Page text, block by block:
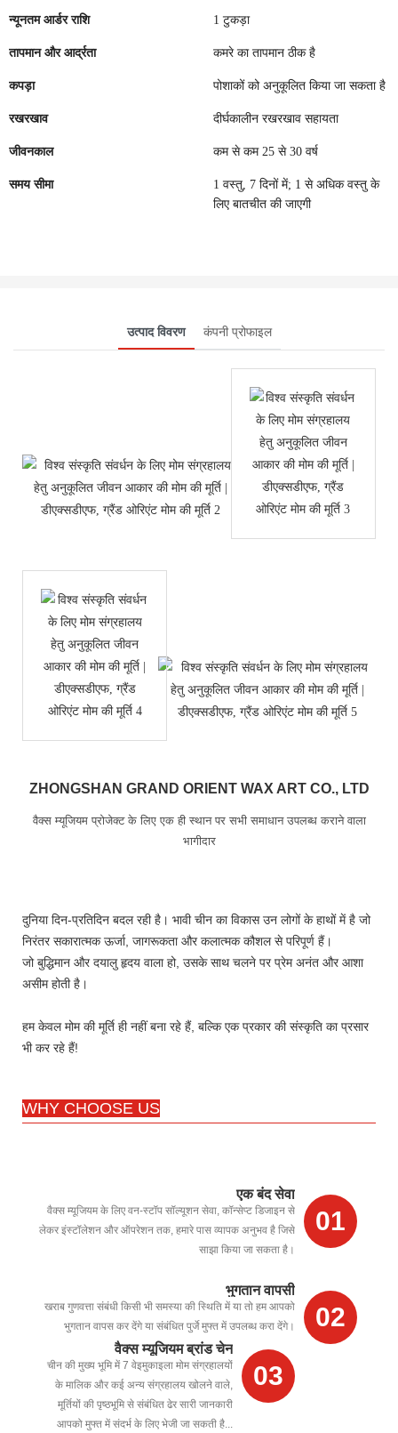
न्यूनतम आर्डर राशि 1 टुकड़ा
तापमान और आर्द्रता कमरे का तापमान ठीक है
कपड़ा पोशाकों को अनुकूलित किया जा सकता है
रखरखाव दीर्घकालीन रखरखाव सहायता
जीवनकाल कम से कम 25 से 30 वर्ष
समय सीमा
1 वस्तु, 7 दिनों में; 1 से अधिक वस्तु के
लिए बातचीत की जाएगी
उत्पाद विवरण कंपनी प्रोफाइल
ZHONGSHAN GRAND ORIENT WAX ART CO., LTD
वैक्स म्यूजियम प्रोजेक्ट के लिए एक ही स्थान पर सभी समाधान उपलब्ध कराने वाला
भागीदार
दुनिया दिन-प्रतिदिन बदल रही है। भावी चीन का विकास उन लोगों के हाथों में है जो
निरंतर सकारात्मक ऊर्जा, जागरूकता और कलात्मक कौशल से परिपूर्ण हैं।
जो बुद्धिमान और दयालु हृदय वाला हो, उसके साथ चलने पर प्रेम अनंत और आशा
असीम होती है।
हम केवल मोम की मूर्ति ही नहीं बना रहे हैं, बल्कि एक प्रकार की संस्कृति का प्रसार
भी कर रहे हैं!
WHY CHOOSE US
01
एक बंद सेवा
वैक्स म्यूजियम के लिए वन-स्टॉप सॉल्यूशन सेवा, कॉन्सेप्ट डिजाइन से
लेकर इंस्टॉलेशन और ऑपरेशन तक, हमारे पास व्यापक अनुभव है जिसे
साझा किया जा सकता है।
02
भुगतान वापसी
खराब गुणवत्ता संबंधी किसी भी समस्या की स्थिति में या तो हम आपको
भुगतान वापस कर देंगे या संबंधित पुर्जे मुफ्त में उपलब्ध करा देंगे।
03
वैक्स म्यूजियम ब्रांड चेन
चीन की मुख्य भूमि में 7 वेइमुकाइला मोम संग्रहालयों
के मालिक और कई अन्य संग्रहालय खोलने वाले,
मूर्तियों की पृष्ठभूमि से संबंधित ढेर सारी जानकारी
आपको मुफ्त में संदर्भ के लिए भेजी जा सकती है...